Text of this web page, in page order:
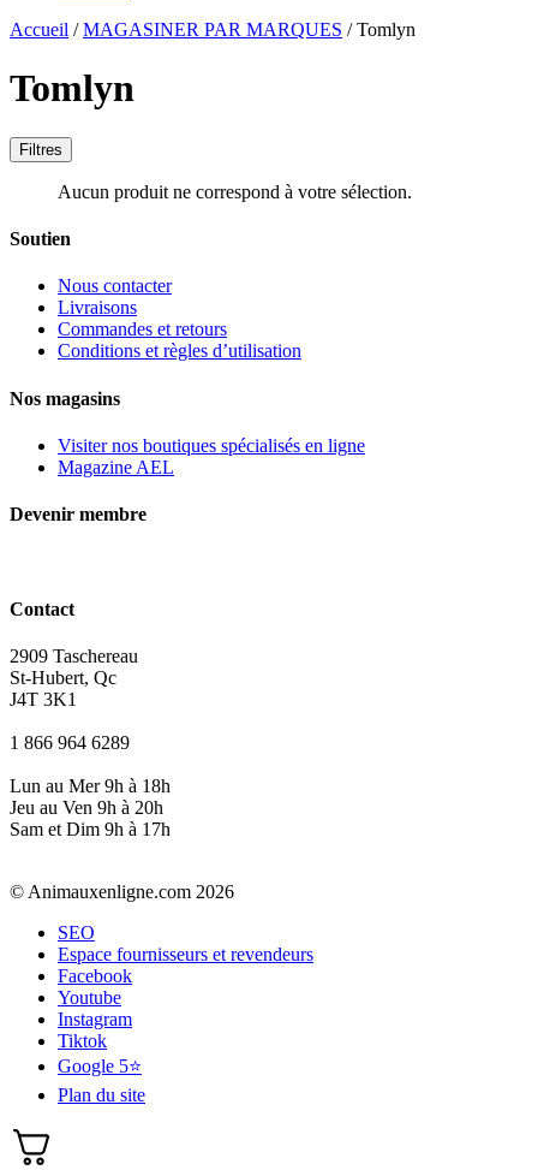
Accueil /MAGASINER PAR MARQUES /Tomlyn
Tomlyn
Filtres
Aucun produit ne correspond à votre sélection.
Soutien
Nous contacter
Livraisons
Commandes et retours
Conditions et règles d’utilisation
Nos magasins
Visiter nos boutiques spécialisés en ligne
Magazine AEL
Devenir membre
Contact
2909 Taschereau
St-Hubert, Qc
J4T 3K1
1 866 964 6289
Lun au Mer 9h à 18h
Jeu au Ven 9h à 20h
Sam et Dim 9h à 17h
© Animauxenligne.com 2026
SEO
Espace fournisseurs et revendeurs
Facebook
Youtube
Instagram
Tiktok
Google 5⭐
Plan du site